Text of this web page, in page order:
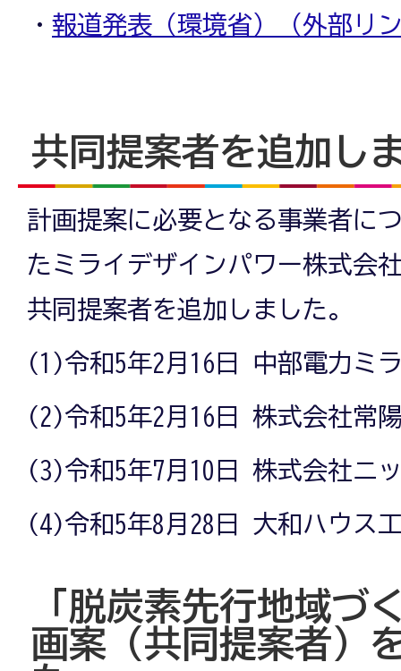
・ 報道発表（環境省）（外部リ
共同提案者を追加し
計画提案に必要となる事業者に
たミライデザインパワー株式会
共同提案者を追加しました。
(1)令和5年2月16日 中部電力ミ
(2)令和5年2月16日 株式会社常
(3)令和5年7月10日 株式会社ニ
(4)令和5年8月28日 大和ハウス
「脱炭素先行地域づ
画案（共同提案者）